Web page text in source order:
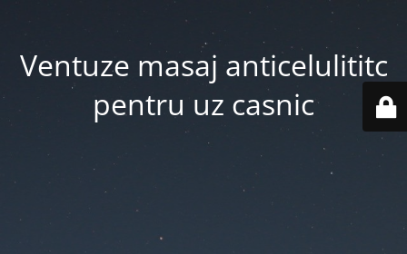
Ventuze masaj anticelulititc
pentru uz casnic